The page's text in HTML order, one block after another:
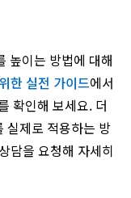
높이는 방법에 대해
한 실전 가이드에서
확인해 보세요. 더
실제로 적용하는 방
담을 요청해 자세히